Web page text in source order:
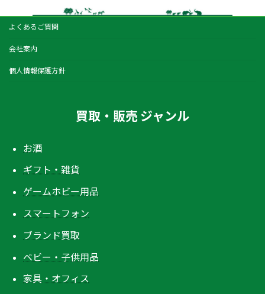
よくあるご質問
会社案内
個人情報保護方針
買取・販売 ジャンル
お酒
ギフト・雑貨
ゲームホビー用品
スマートフォン
ブランド買取
ベビー・子供用品
家具・オフィス